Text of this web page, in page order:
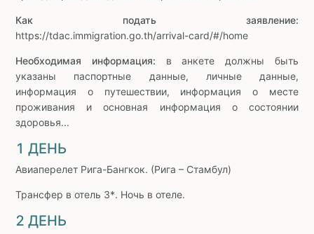
Как подать заявление:
https://tdac.immigration.go.th/arrival-card/#/home
Необходимая информация: в анкете должны быть
указаны паспортные данные, личные данные,
информация о путешествии, информация о месте
проживания и основная информация о состоянии
здоровья...
1 ДЕНЬ
Авиаперелет Рига-Бангкок. (Рига – Стамбул)
Трансфер в отель 3*. Ночь в отеле.
2 ДЕНЬ